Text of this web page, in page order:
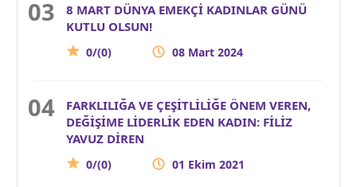
8 MART DÜNYA EMEKÇİ KADINLAR GÜNÜ
KUTLU OLSUN!
0/(0) 08 Mart 2024
FARKLILIĞA VE ÇEŞİTLİLİĞE ÖNEM VEREN,
DEĞİŞİME LİDERLİK EDEN KADIN: FİLİZ
YAVUZ DİREN
0/(0) 01 Ekim 2021